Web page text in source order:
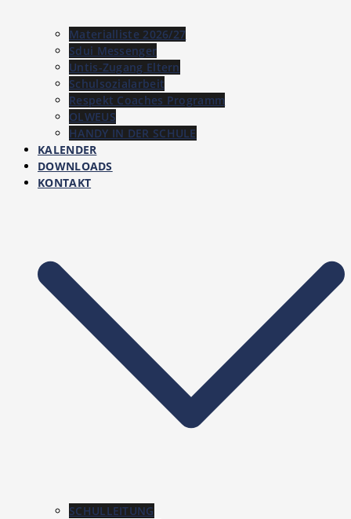
Materialliste 2026/27
Sdui Messenger
Untis-Zugang Eltern
Schulsozialarbeit
Respekt Coaches Programm
OLWEUS
HANDY IN DER SCHULE
KALENDER
DOWNLOADS
KONTAKT
SCHULLEITUNG